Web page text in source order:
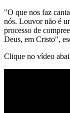
"O que nos faz
nós. Louvor não é
processo de
Deus, em Cristo",
Clique no vídeo